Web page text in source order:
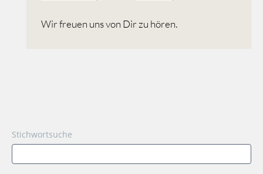
Wir freuen uns von Dir zu hören.